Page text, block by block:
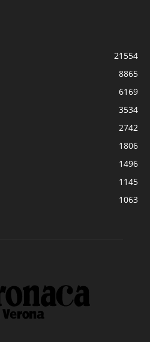
21554
8865
6169
3534
2742
1806
1496
1145
1063